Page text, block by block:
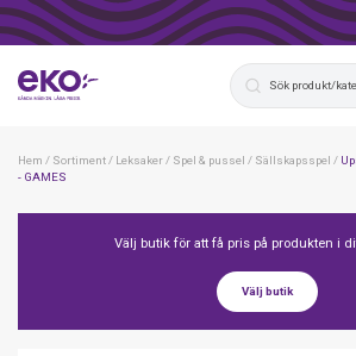
Hem / Sortiment/ Leksaker/ Spel & pussel / Sällskapsspel /
- GAMES
Välj butik för att få pris på produkten i
Välj butik